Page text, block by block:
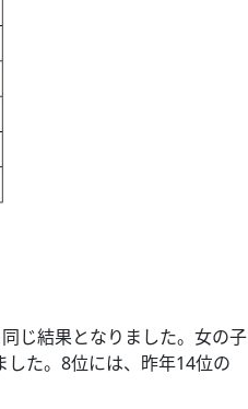
じ結果となりました。女の子
た。8位には、昨年14位の